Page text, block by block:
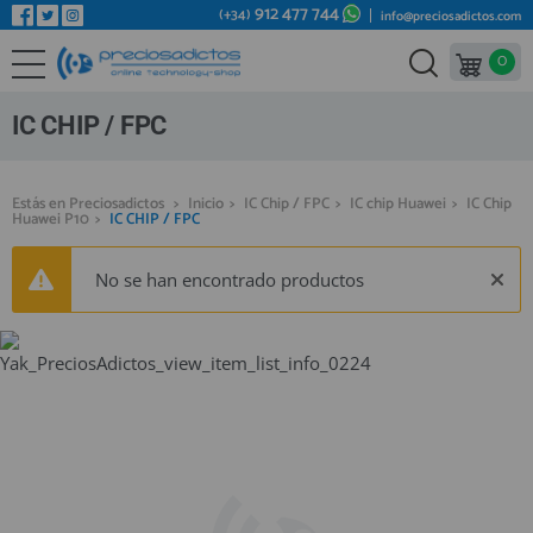
REPUESTOS MÓVILES
REPUESTOS TABLET
REPUESTOS VIDEOCONSOLAS
REPUESTOS OTROS DISPOSITIVOS
REPUESTOS PORTÁTILES
HERRAMIENTAS REPARACIÓN
Bienvenid@ otra vez
YA SOY CLIENTE
Recordarme ¿Olvidó su contraseña?
(+34) 912 477 744 info@preciosadictos.com
0
IC CHIP / FPC
Estás en Preciosadictos > Inicio > IC Chip / FPC > IC chip Huawei > IC Chip
Huawei P10 > IC CHIP / FPC
No se han encontrado productos